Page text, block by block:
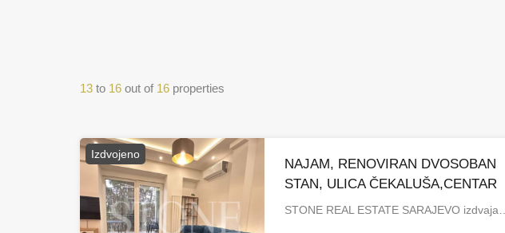
13 to 16 out of 16 properties
Izdvojeno
NAJAM, RENOVIRAN DVOSOBAN
STAN, ULICA ČEKALUŠA,CENTAR
STONE REAL ESTATE SARAJEVO izdvaja…